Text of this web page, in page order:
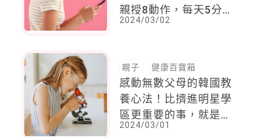
親授8動作，每天5分鐘
教你練出天鵝頸
2024/03/02
親子 健康百寶箱
感動無數父母的韓國教
養心法！比擠進明星學
區更重要的事，就是這
四點
2024/03/01